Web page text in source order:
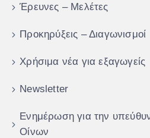
Έρευνες – Μελέτες
Προκηρύξεις – Διαγωνισμοί
Χρήσιμα νέα για εξαγωγείς
Newsletter
Ενημέρωση για την
Οίνων